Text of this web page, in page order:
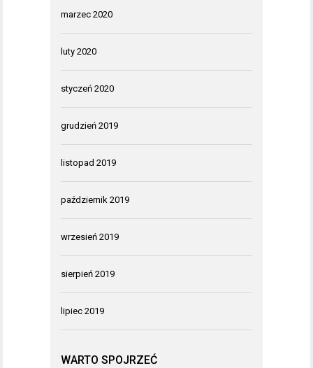
marzec 2020
luty 2020
styczeń 2020
grudzień 2019
listopad 2019
październik 2019
wrzesień 2019
sierpień 2019
lipiec 2019
WARTO SPOJRZEĆ